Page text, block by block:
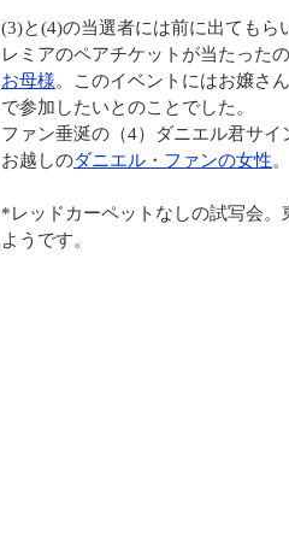
(3)と(4)の当選者には前に出ても
レミアのペアチケットが当たった
お母様。このイベントにはお嬢さ
で参加したいとのことでした。
ファン垂涎の（4）ダニエル君サ
お越しのダニエル・ファンの女性
*レッドカーペットなしの試写会
ようです。